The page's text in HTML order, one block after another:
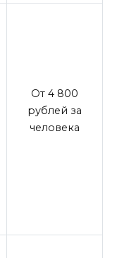
От 4 800
рублей за
человека